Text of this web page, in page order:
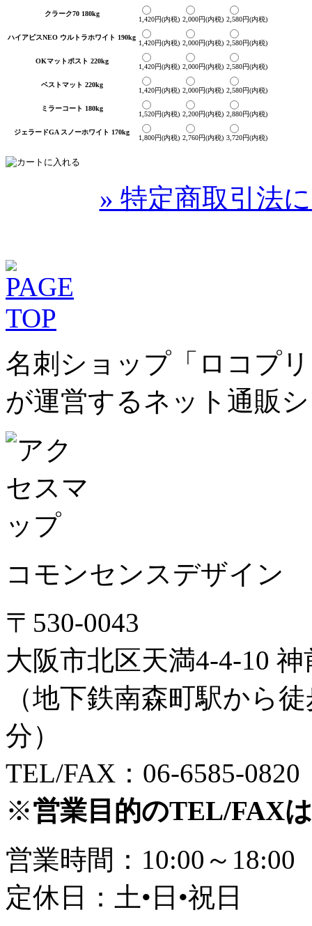
クラーク70 180kg
1,420円(内税) 2,000円(内税) 2,580円(内税)
ハイアピスNEO ウルトラホワイト 190kg
1,420円(内税) 2,000円(内税) 2,580円(内税)
OKマットポスト 220kg
1,420円(内税) 2,000円(内税) 2,580円(内税)
ベストマット 220kg
1,420円(内税) 2,000円(内税) 2,580円(内税)
ミラーコート 180kg
1,520円(内税) 2,200円(内税) 2,880円(内税)
ジェラードGA スノーホワイト 170kg
1,800円(内税) 2,760円(内税) 3,720円(内税)
» 特定商取引法
名刺ショップ「ロコプ
が運営するネット通販
コモンセンスデザイン
〒530-0043
大阪市北区天満4-4-10
（地下鉄南森町駅から
分）
TEL/FAX：06-6585-0820
※営業目的のTEL/FAX
営業時間：10:00～18:00
定休日：土•日•祝日